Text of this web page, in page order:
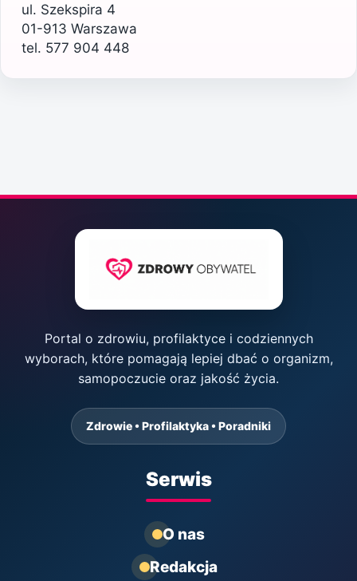
ul. Szekspira 4
01-913 Warszawa
tel. 577 904 448
Portal o zdrowiu, profilaktyce i codziennych
wyborach, które pomagają lepiej dbać o organizm,
samopoczucie oraz jakość życia.
Zdrowie • Profilaktyka • Poradniki
Serwis
O nas
Redakcja